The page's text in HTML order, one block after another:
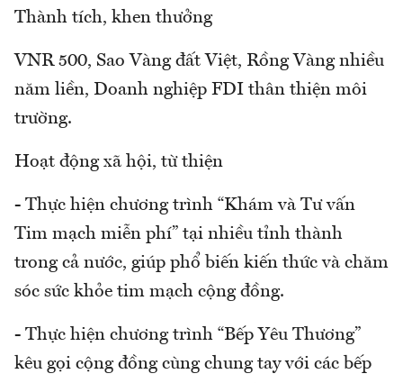
Thành tích, khen thưởng
VNR 500, Sao Vàng đất Việt, Rồng Vàng nhiều
năm liền, Doanh nghiệp FDI thân thiện môi
trường.
Hoạt động xã hội, từ thiện
- Thực hiện chương trình “Khám và Tư vấn
Tim mạch miễn phí” tại nhiều tỉnh thành
trong cả nước, giúp phổ biến kiến thức và chăm
sóc sức khỏe tim mạch cộng đồng.
- Thực hiện chương trình “Bếp Yêu Thương”
kêu gọi cộng đồng cùng chung tay với các bếp